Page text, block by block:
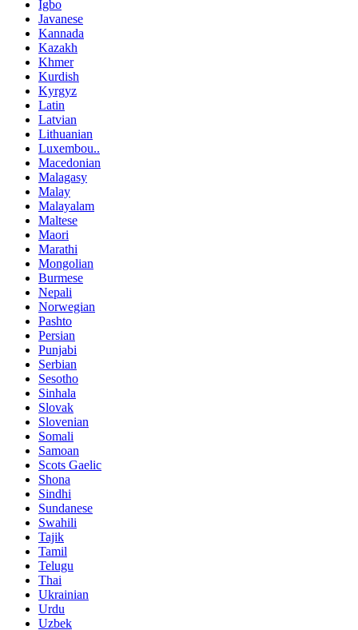
Igbo
Javanese
Kannada
Kazakh
Khmer
Kurdish
Kyrgyz
Latin
Latvian
Lithuanian
Luxembou..
Macedonian
Malagasy
Malay
Malayalam
Maltese
Maori
Marathi
Mongolian
Burmese
Nepali
Norwegian
Pashto
Persian
Punjabi
Serbian
Sesotho
Sinhala
Slovak
Slovenian
Somali
Samoan
Scots Gaelic
Shona
Sindhi
Sundanese
Swahili
Tajik
Tamil
Telugu
Thai
Ukrainian
Urdu
Uzbek